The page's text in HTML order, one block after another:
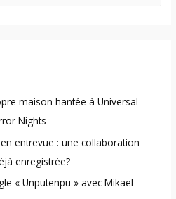
maison hantée à Universal
Nights
entrevue : une collaboration
enregistrée?
« Unputenpu » avec Mikael